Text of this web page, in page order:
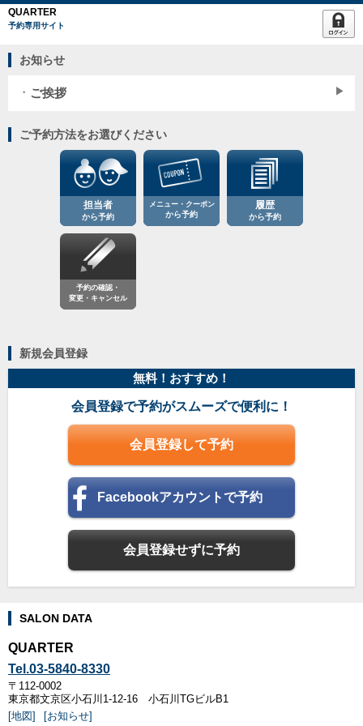
QUARTER
予約専用サイト
お知らせ
ご挨拶
ご予約方法をお選びください
担当者
から予約
メニュー・クーポン
から予約
履歴
から予約
予約の確認・
変更・キャンセル
新規会員登録
無料！おすすめ！
会員登録で予約がスムーズで便利に！
会員登録して予約
Facebookアカウントで予約
会員登録せずに予約
SALON DATA
QUARTER
Tel.03-5840-8330
〒112-0002
東京都文京区小石川1-12-16 小石川TGビルB1
[地図]
[お知らせ]